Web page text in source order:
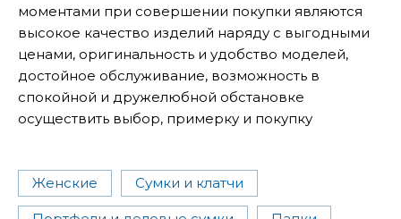
моментами при совершении покупки являются
высокое качество изделий наряду с выгодными
ценами, оригинальность и удобство моделей,
достойное обслуживание, возможность в
спокойной и дружелюбной обстановке
осуществить выбор, примерку и покупку
Женские Сумки и клатчи